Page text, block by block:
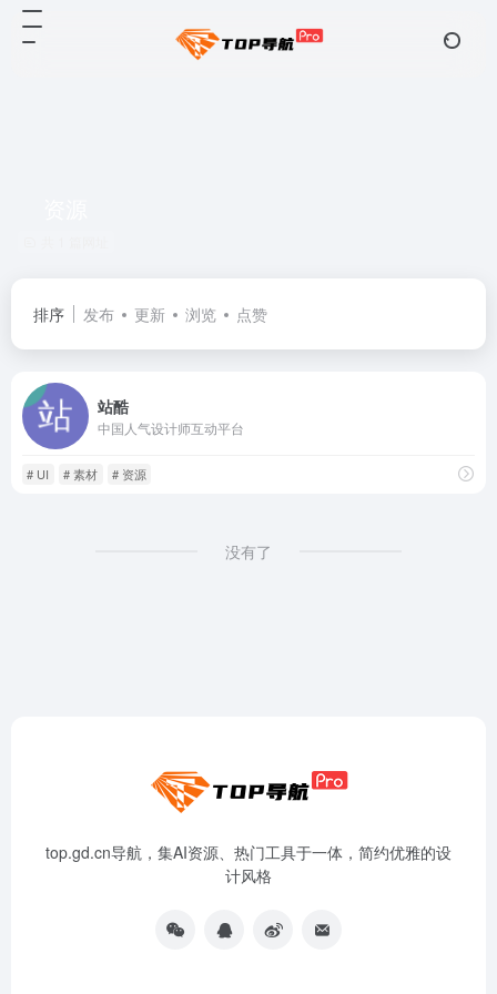
排序 发布 更新 浏览 点赞
站酷
中国人气设计师互动平台
# UI # 素材 # 资源
没有了
top.gd.cn导航，集AI资源、热门工具于一体，简约优雅的设
计风格